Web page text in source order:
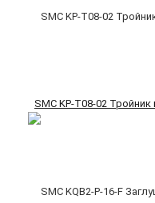
SMC KP-T08-02